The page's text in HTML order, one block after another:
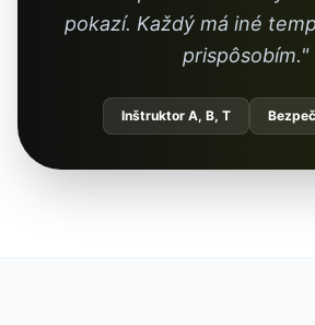
pokazí. Každý má iné
prispôsobím."
Inštruktor A, B, T